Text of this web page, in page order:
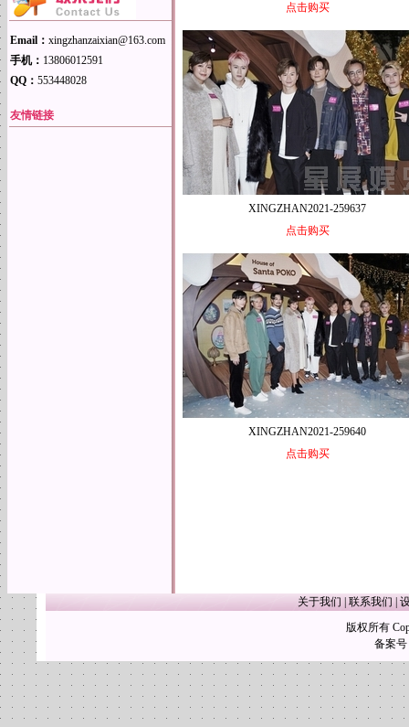
Email： xingzhanzaixian@163.com
手机： 13806012591
QQ： 553448028
友情链接
点击购买
XINGZHAN2021-259637
点击购买
XINGZHAN2021-259640
点击购买
关于我们 联系我们
版权所有
备案号